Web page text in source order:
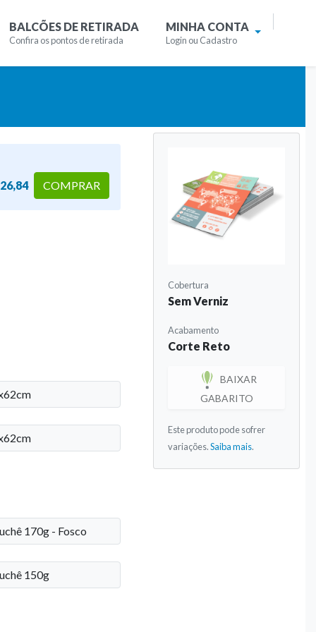
BALCÕES DE RETIRADA
Confira os pontos de retirada
MINHA CONTA
Login ou Cadastro
COMPRAR
170g - Fosco
150g
Cobertura
Sem Verniz
Acabamento
Corte Reto
BAIXAR
GABARITO
Este produto pode sofrer
variações.Saiba mais.